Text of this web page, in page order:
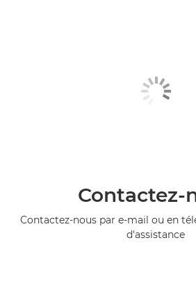
Contactez-
Contactez-nous par e-mail ou en
d'assistance